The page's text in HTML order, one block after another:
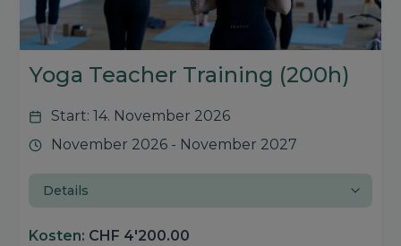
Yoga Teacher Training (200h)
Start: 14. November 2026
November 2026 - November 2027
Details
Kosten: CHF 4'200.00